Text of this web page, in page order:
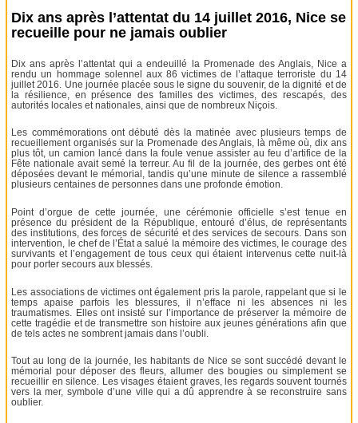
Dix ans après l’attentat du 14 juillet 2016, Nice se
recueille pour ne jamais oublier
Dix ans après l’attentat qui a endeuillé la Promenade des Anglais, Nice a
rendu un hommage solennel aux 86 victimes de l’attaque terroriste du 14
juillet 2016. Une journée placée sous le signe du souvenir, de la dignité et de
la résilience, en présence des familles des victimes, des rescapés, des
autorités locales et nationales, ainsi que de nombreux Niçois.
Les commémorations ont débuté dès la matinée avec plusieurs temps de
recueillement organisés sur la Promenade des Anglais, là même où, dix ans
plus tôt, un camion lancé dans la foule venue assister au feu d’artifice de la
Fête nationale avait semé la terreur. Au fil de la journée, des gerbes ont été
déposées devant le mémorial, tandis qu’une minute de silence a rassemblé
plusieurs centaines de personnes dans une profonde émotion.
Point d’orgue de cette journée, une cérémonie officielle s’est tenue en
présence du président de la République, entouré d’élus, de représentants
des institutions, des forces de sécurité et des services de secours. Dans son
intervention, le chef de l’État a salué la mémoire des victimes, le courage des
survivants et l’engagement de tous ceux qui étaient intervenus cette nuit-là
pour porter secours aux blessés.
Les associations de victimes ont également pris la parole, rappelant que si le
temps apaise parfois les blessures, il n’efface ni les absences ni les
traumatismes. Elles ont insisté sur l’importance de préserver la mémoire de
cette tragédie et de transmettre son histoire aux jeunes générations afin que
de tels actes ne sombrent jamais dans l’oubli.
Tout au long de la journée, les habitants de Nice se sont succédé devant le
mémorial pour déposer des fleurs, allumer des bougies ou simplement se
recueillir en silence. Les visages étaient graves, les regards souvent tournés
vers la mer, symbole d’une ville qui a dû apprendre à se reconstruire sans
oublier.